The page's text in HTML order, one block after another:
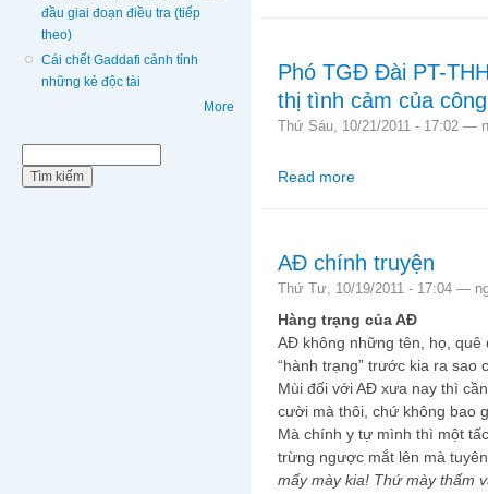
đầu giai đoạn điều tra (tiếp
theo)
Cái chết Gaddafi cảnh tỉnh
những kẻ độc tài
More
Phó TGĐ Đài PT-
thị tình cảm của
Thứ Sáu, 10/21/2011 - 17:02 —
Read more
AĐ chính truyện
Thứ Tư, 10/19/2011 - 17:04 —
Hàng trạng của AĐ
AĐ không những tên, họ,
“hành trạng” trước kia ra sao
Mùi đối với AĐ xưa nay thì
cười mà thôi, chứ không bao
Mà chính y tự mình thì một
trừng ngược mắt lên mà
mấy mày kia! Thứ mày thấm